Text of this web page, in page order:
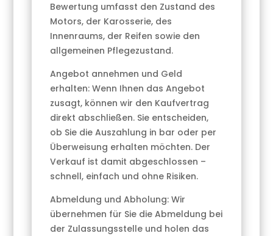
Bewertung umfasst den Zustand des
Motors, der Karosserie, des
Innenraums, der Reifen sowie den
allgemeinen Pflegezustand.
Angebot annehmen und Geld
erhalten: Wenn Ihnen das Angebot
zusagt, können wir den Kaufvertrag
direkt abschließen. Sie entscheiden,
ob Sie die Auszahlung in bar oder per
Überweisung erhalten möchten. Der
Verkauf ist damit abgeschlossen –
schnell, einfach und ohne Risiken.
Abmeldung und Abholung: Wir
übernehmen für Sie die Abmeldung bei
der Zulassungsstelle und holen das